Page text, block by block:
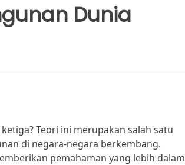
Dunia
Teori ini merupakan salah satu
di negara-negara berkembang.
pemahaman yang lebih dalam